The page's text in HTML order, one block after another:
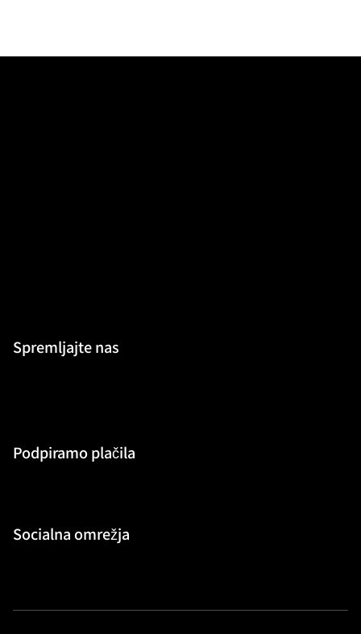
Spremljajte nas
Podpiramo plačila
Socialna omrežja